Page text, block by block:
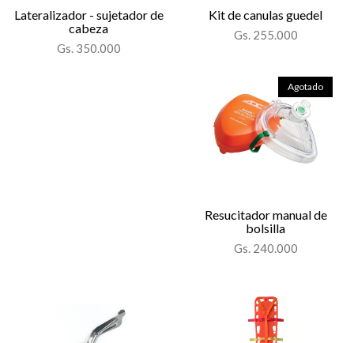
Lateralizador - sujetador de
cabeza
Gs. 350.000
Kit de canulas guedel
Gs. 255.000
Agotado
Resucitador manual de
bolsilla
Gs. 240.000